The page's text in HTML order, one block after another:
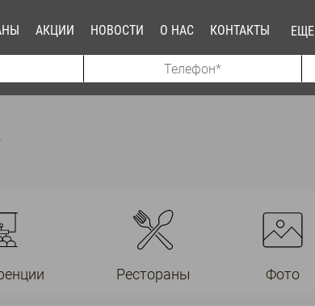
АКЦИИ НОВОСТИ О НАС КОНТАКТЫ ЕЩЕ
Рестораны Фото